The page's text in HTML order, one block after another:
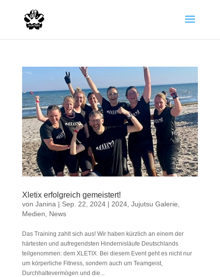
Xletix erfolgreich gemeistert!
von Janina | Sep. 22, 2024| 2024, Jujutsu Galerie
Medien
News
Das Training zahlt sich aus! Wir haben kürzlich an einem der
härtesten und aufregendsten Hindernisläufe Deutschlands
teilgenommen: dem XLETIX. Bei diesem Event geht es nicht nur
um körperliche Fitness, sondern auch um Teamgeist,
Durchhaltevermögen und die...